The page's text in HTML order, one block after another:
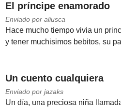
El príncipe enamorado
Enviado por aliusca
Hace mucho tiempo vivia un
y tener muchisimos bebitos, su
Un cuento cualquiera
Enviado por jazaks
Un día, una preciosa niña